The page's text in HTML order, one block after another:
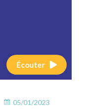
Écouter
05/01/2023